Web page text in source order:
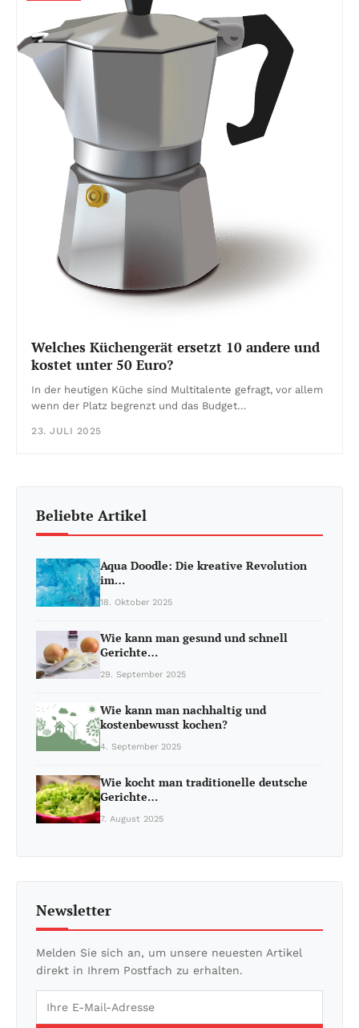
Welches Küchengerät ersetzt 10 andere und
kostet unter 50 Euro?
In der heutigen Küche sind Multitalente gefragt, vor allem
wenn der Platz begrenzt und das Budget…
23. JULI 2025
Beliebte Artikel
Aqua Doodle: Die kreative Revolution
im…
18. Oktober 2025
Wie kann man gesund und schnell
Gerichte…
29. September 2025
Wie kann man nachhaltig und
kostenbewusst kochen?
4. September 2025
Wie kocht man traditionelle deutsche
Gerichte…
7. August 2025
Newsletter
Melden Sie sich an, um unsere neuesten Artikel
direkt in Ihrem Postfach zu erhalten.